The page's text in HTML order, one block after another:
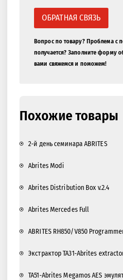
ОБРАТНАЯ СВЯЗЬ
Вопрос по товару? Проблема с
получается? Заполните форму
вами свяжемся и поможем!
Похожие товары
2-й день семинара ABRITES
Abrites Modi
Abrites Distribution Box v.2.4
Abrites Mercedes Full
ABRITES RH850/V850
Экстрактор TA31-Abrites
TA51-Abrites Megamos AES